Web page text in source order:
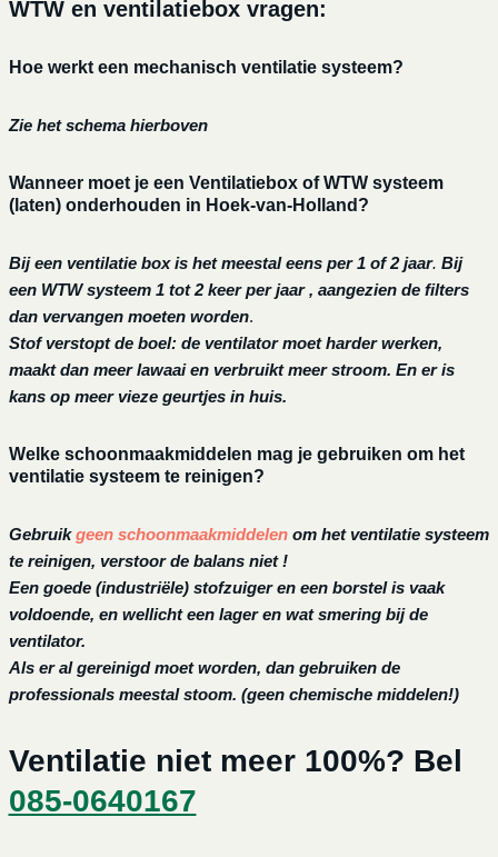
WTW en ventilatiebox vragen:
Hoe werkt een mechanisch ventilatie systeem?
Zie het schema hierboven
Wanneer moet je een Ventilatiebox of WTW systeem
(laten) onderhouden in Hoek-van-Holland?
Bij een ventilatie box is het meestal eens per 1 of 2 jaar. Bij
een WTW systeem 1 tot 2 keer per jaar , aangezien de filters
dan vervangen moeten worden.
Stof verstopt de boel: de ventilator moet harder werken,
maakt dan meer lawaai en verbruikt meer stroom. En er is
kans op meer vieze geurtjes in huis.
Welke schoonmaakmiddelen mag je gebruiken om het
ventilatie systeem te reinigen?
Gebruikgeen schoonmaakmiddelen om het ventilatie systeem
te reinigen, verstoor de balans niet !
Een goede (industriële) stofzuiger en een borstel is vaak
voldoende, en wellicht een lager en wat smering bij de
ventilator.
Als er al gereinigd moet worden, dan gebruiken de
professionals meestal stoom. (geen chemische middelen!)
Ventilatie niet meer 100%? Bel
085-0640167